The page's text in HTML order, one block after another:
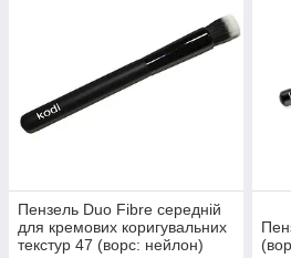
Пензель Duo Fibre середній
для кремових коригувальних
текстур 47 (ворс: нейлон)